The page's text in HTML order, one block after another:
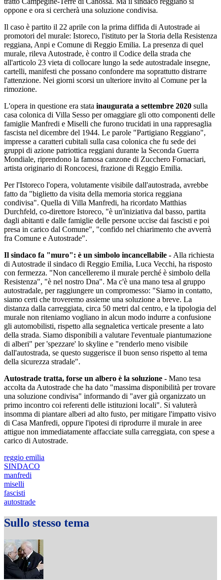
oppone e ora si cercherà una soluzione condivisa.
Il caso è partito il 22 aprile con la prima diffida di Autostrade ai
promotori del murale: Istoreco, l'istituto per la Storia della Resistenza
reggiana, Anpi e Comune di Reggio Emilia. La presenza di quel
murale, rileva Autostrade, è contro il Codice della strada che
all'articolo 23 vieta di collocare lungo la sede autostradale insegne,
cartelli, manifesti che possano confondere ma soprattutto distrarre
l'attenzione. Nei giorni scorsi un ulteriore invito al Comune per la
rimozione.
L'opera in questione era stata inaugurata a settembre 2020 sulla
casa colonica di Villa Sesso per omaggiare gli otto componenti delle
famiglie Manfredi e Miselli che furono trucidati in una rappresaglia
fascista nel dicembre del 1944. Le parole "Partigiano Reggiano",
impresse a caratteri cubitali sulla casa colonica che fu sede dei
gruppi di azione patriottica reggiani durante la Seconda Guerra
Mondiale, riprendono la famosa canzone di Zucchero Fornaciari,
artista originario di Roncocesi, frazione di Reggio Emilia.
Per l'Istoreco l'opera, volutamente visibile dall'autostrada, avrebbe
fatto da "biglietto da visita della memoria storica reggiana
condivisa". Quella di Villa Manfredi, ha ricordato Matthias
Durchfeld, co-direttore Istoreco, "è un'iniziativa dal basso, partita
dagli abitanti e dalle famiglie delle persone uccise dai fascisti e poi
presa in carico dal Comune", "confido nel chiarimento che avverrà
fra Comune e Autostrade".
Il sindaco fa "muro": è un simbolo incancellabile - Alla richiesta
di Autostrade il sindaco di Reggio Emilia, Luca Vecchi, ha risposto
con fermezza. "Non cancelleremo il murale perché è simbolo della
Resistenza", "è nel nostro Dna". Ma c'è una mano tesa al gruppo
autostradale, per raggiungere un compromesso: "Siamo in contatto,
siamo certi che troveremo assieme una soluzione a breve. La
distanza dalla carreggiata, circa 50 metri dal centro, e la tipologia del
murale non riteniamo vogliano in alcun modo indurre a confusione
gli automobilisti, rispetto alla segnaletica verticale presente a lato
della strada. Siamo disponibili a valutare l'eventuale piantumazione
di alberi" per 'spezzare' lo skyline e "renderlo meno visibile
dall'autostrada, se questo suggerisce il buon senso rispetto al tema
della sicurezza stradale".
Autostrade tratta, forse un albero è la soluzione - Mano tesa
accolta da Autostrade che ha dato "massima disponibilità per trovare
una soluzione condivisa" informando di "aver già organizzato un
primo incontro coi referenti delle istituzioni locali". Si valuterà
insomma di piantare alberi ad alto fusto, per mitigare l'impatto visivo
di Casa Manfredi, oppure l'ipotesi di riprodurre il murale in aree
attigue non immediatamente affacciate sulla carreggiata, con spese a
carico di Autostrade.
reggio emilia
SINDACO
manfredi
miselli
fascisti
autostrade
Sullo stesso tema